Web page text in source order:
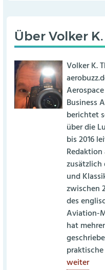
ÜberVolker
Volker K.
Business
berichtet
über die
bis 2016
Redaktion
zusätzlich
und
zwischen
des
Aviation-
hat
weiter